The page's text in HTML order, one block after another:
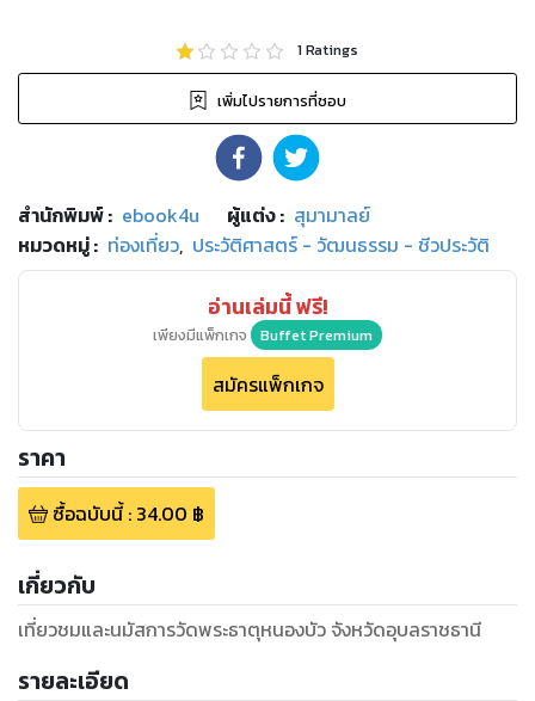
1Ratings
เพิ่มไปรายการที่ชอบ
สำนักพิมพ์: ebook4u ผู้แต่ง : สุมามาลย์
หมวดหมู่: ท่องเที่ยว, ประวัติศาสตร์ - วัฒนธรรม - ชีวประวัติ
อ่านเล่มนี้ ฟรี!
เพียงมีแพ็กเกจ Buffet Premium
สมัครแพ็กเกจ
ราคา
ซื้อฉบับนี้: 34.00 ฿
เกี่ยวกับ
เที่ยวชมและนมัสการวัดพระธาตุหนองบัว จังหวัดอุบลราชธานี
รายละเอียด